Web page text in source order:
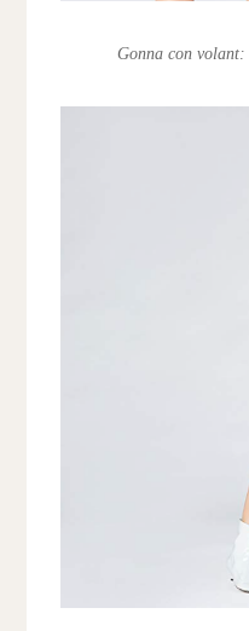
Gonna con volant: